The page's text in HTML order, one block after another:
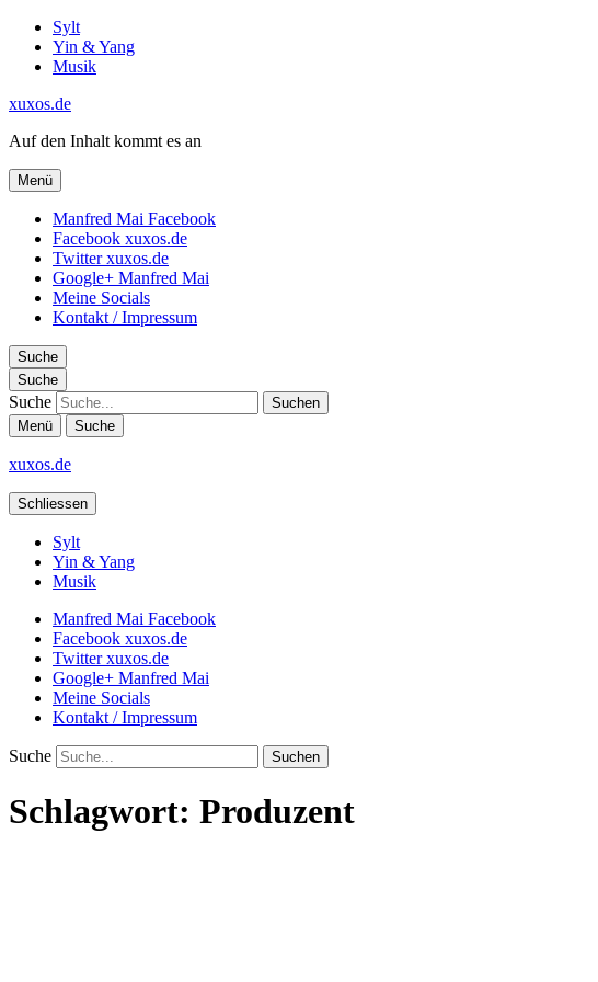
Sylt
Yin & Yang
Musik
xuxos.de
Auf den Inhalt kommt es an
Menü
Manfred Mai Facebook
Facebook xuxos.de
Twitter xuxos.de
Google+ Manfred Mai
Meine Socials
Kontakt / Impressum
Suche
Suche
Suche
Menü Suche
xuxos.de
Schliessen
Sylt
Yin & Yang
Musik
Manfred Mai Facebook
Facebook xuxos.de
Twitter xuxos.de
Google+ Manfred Mai
Meine Socials
Kontakt / Impressum
Suche
Schlagwort: Produzent